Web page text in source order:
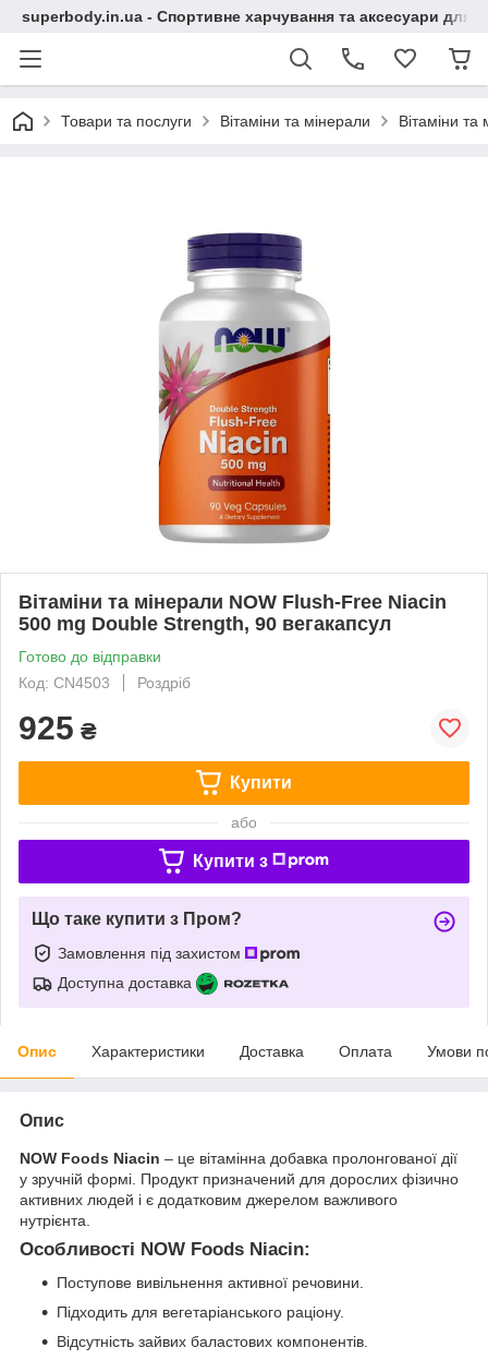
superbody.in.ua - Спортивне харчування та аксесуари для
Товари та послуги Вітаміни та мінерали Вітаміни
Вітаміни та мінерали NOW Flush-Free Niacin
500 mg Double Strength, 90 вегакапсул
Готово до відправки
Код: CN4503
Роздріб
925 ₴
Купити
або
Купити з
Що таке купити з Пром?
Замовлення під захистом
Доступна доставка
Опис Характеристики Доставка Оплата Умови
Опис
NOW Foods Niacin – це вітамінна добавка пролонгованої дії
у зручній формі. Продукт призначений для дорослих фізично
активних людей і є додатковим джерелом важливого
нутрієнта.
Особливості NOW Foods Niacin:
Поступове вивільнення активної речовини.
Підходить для вегетаріанського раціону.
Відсутність зайвих баластових компонентів.